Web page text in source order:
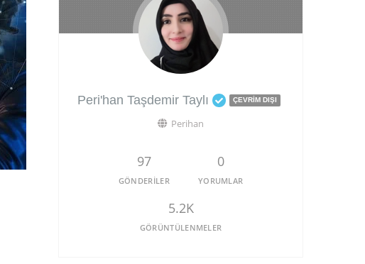
Peri'han Taşdemir Taylı ÇEVRIM DIŞI
Perihan
97
GÖNDERILER
0
YORUMLAR
5.2K
GÖRÜNTÜLENMELER